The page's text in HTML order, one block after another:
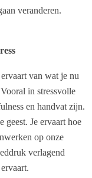
veranderen.
van wat je nu
in stressvolle
en handvat zijn.
geest. Je ervaart hoe
op onze
verlagend